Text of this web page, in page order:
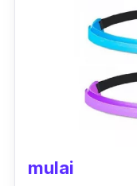
Adanya list
menambah
kepala satu ini.
mulai